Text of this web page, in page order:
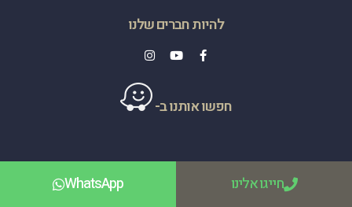
להיות חברים שלנו
חפשו אותנו ב-
חייגו אלינו WhatsApp